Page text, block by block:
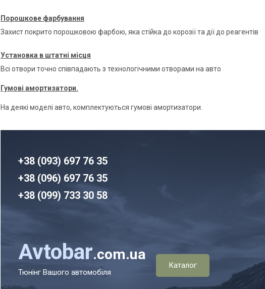
Порошкове фарбування
Захист покрито порошковою фарбою, яка стійка до корозії та дії до реагентів
Установка в штатні місця
Всі отвори точно співпадають з технологічними отворами на авто
Гумові амортизатори.
На деякі моделі авто, комплектуються гумові амортизатори.
+38 (093) 697 76 35
+38 (096) 697 76 35
+38 (099) 733 30 58
Avtobar.com.ua
Тюнінг Вашого автомобіля
Каталог